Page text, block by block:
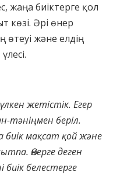
жаңа биіктерге қол
көзі. Әрі өнер
өтеуі және елдің
жетістік. Егер
тәніңмен беріл.
мақсат қой және
Өнерге деген
белестерге